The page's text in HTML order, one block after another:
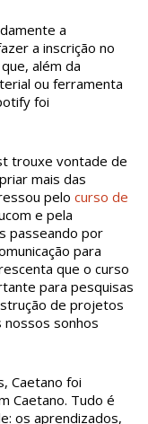
a
a inscrição no
além da
ou ferramenta
foi
trouxe vontade de
mais das
pelo curso de
e pela
passeando por
para
que o curso
para pesquisas
de projetos
sonhos
Caetano foi
Caetano. Tudo é
os aprendizados,